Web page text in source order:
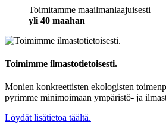
Toimitamme maailmanlaajuisesti
yli 40 maahan
Toimimme ilmastotietoisesti.
Monien konkreettisten ekologisten
pyrimme minimoimaan ympäristö- ja
Löydät lisätietoa täältä.